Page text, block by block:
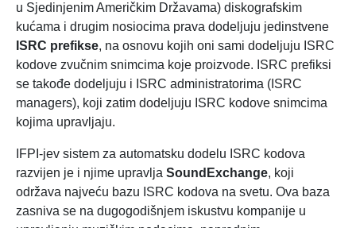
u Sjedinjenim Američkim Državama) diskografskim
kućama i drugim nosiocima prava dodeljuju jedinstvene
ISRC prefikse, na osnovu kojih oni sami dodeljuju ISRC
kodove zvučnim snimcima koje proizvode. ISRC prefiksi
se takođe dodeljuju i ISRC administratorima (ISRC
managers), koji zatim dodeljuju ISRC kodove snimcima
kojima upravljaju.
IFPI-jev sistem za automatsku dodelu ISRC kodova
razvijen je i njime upravlja SoundExchange, koji
održava najveću bazu ISRC kodova na svetu. Ova baza
zasniva se na dugogodišnjem iskustvu kompanije u